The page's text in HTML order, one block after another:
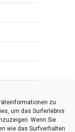
zu
um das Surferlebnis
Wenn Sie
wie das Surfverhalten